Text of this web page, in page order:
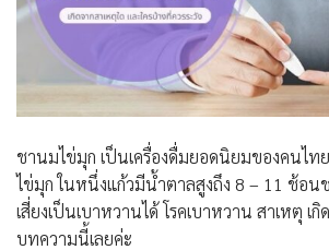
ชานมไข่มุก เป็นเครื่องดื่มยอดนิยมของคนไท
ไข่มุก ในหนึ่งแก้วมีน้ำตาลสูงถึง 8 – 11 ช้อน
เสี่ยงเป็นเบาหวานได้ โรคเบาหวาน สาเหตุ เกิ
บทความนี้เลยค่ะ